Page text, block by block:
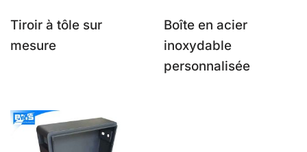
Tiroir à tôle sur
mesure
Boîte en acier
inoxydable
personnalisée